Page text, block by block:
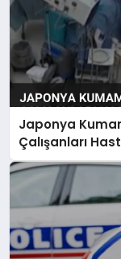
Japonya
Çalışanları